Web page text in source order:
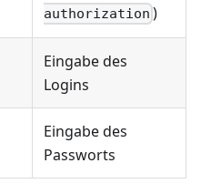
authorization )
Eingabe des
Logins
Eingabe des
Passworts